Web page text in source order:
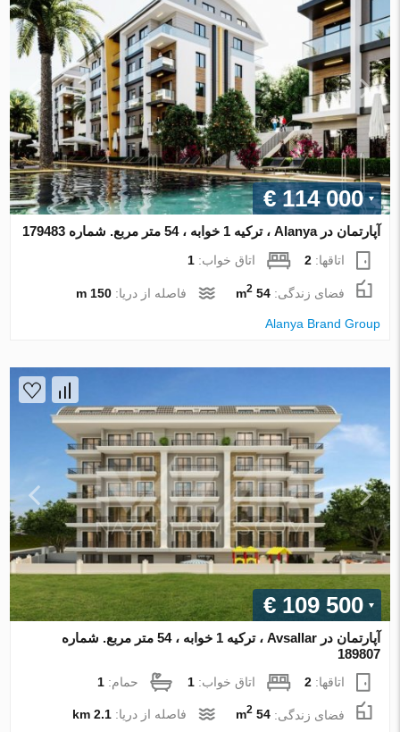
€ 114 000
آپارتمان در Alanya ، ترکیه 1 خوابه ، 54 متر مربع. شماره 179483
اتاقها:2 اتاق خواب:1
فضای زندگی:54 m
2 فاصله از دریا:150 m
Alanya Brand Group
€ 109 500
آپارتمان در Avsallar ، ترکیه 1 خوابه ، 54 متر مربع. شماره
189807
اتاقها:2 اتاق خواب:1 حمام:1
فضای زندگی:54 m
2 فاصله از دریا:2.1 km